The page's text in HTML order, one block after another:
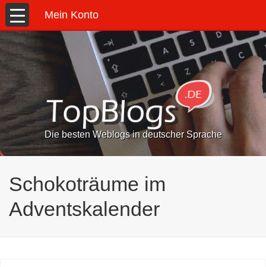
Mein Konto
Die besten Weblogs in deutscher Sprache
Schokoträume im
Adventskalender